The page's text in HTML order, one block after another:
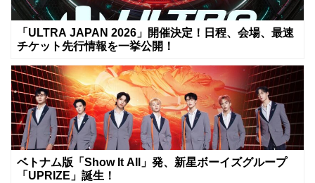
「ULTRA JAPAN 2026」開催決定！日程、会場、最速
チケット先行情報を一挙公開！
ベトナム版「Show It All」発、新星ボーイズグループ
「UPRIZE」誕生！